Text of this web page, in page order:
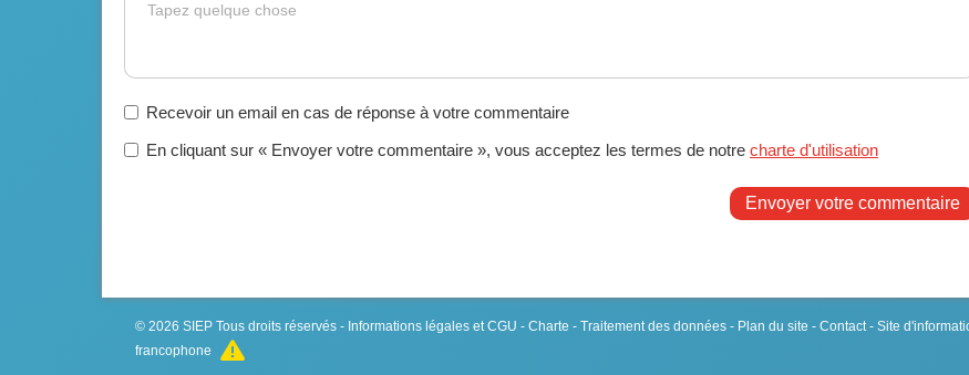
Tapez quelque chose
Recevoir un email en cas de réponse à votre commentaire
En cliquant sur « Envoyer votre commentaire », vous acceptez les termes de notre charte d'utilisation
Envoyer votre commentaire
© 2026 SIEP Tous droits réservés - Informations légales et CGU - Charte - Traitement des données - Plan du site - Contact- Site
francophone